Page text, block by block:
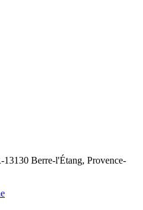
Berre-l'Étang, Provence-